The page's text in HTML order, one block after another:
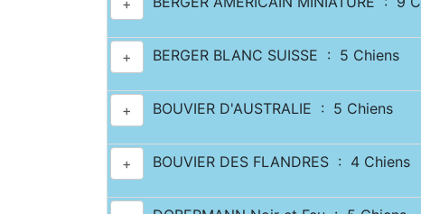
+
+ BERGER BLANC SUISSE : 5 Chiens
+ BOUVIER D'AUSTRALIE : 5 Chiens
+ BOUVIER DES FLANDRES : 4 Chiens